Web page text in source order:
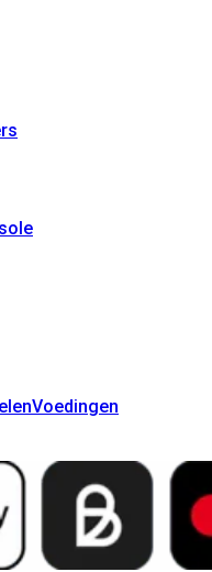
Voedingen